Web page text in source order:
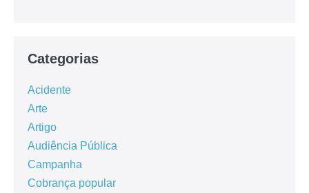
Categorias
Acidente
Arte
Artigo
Audiência Pública
Campanha
Cobrança popular